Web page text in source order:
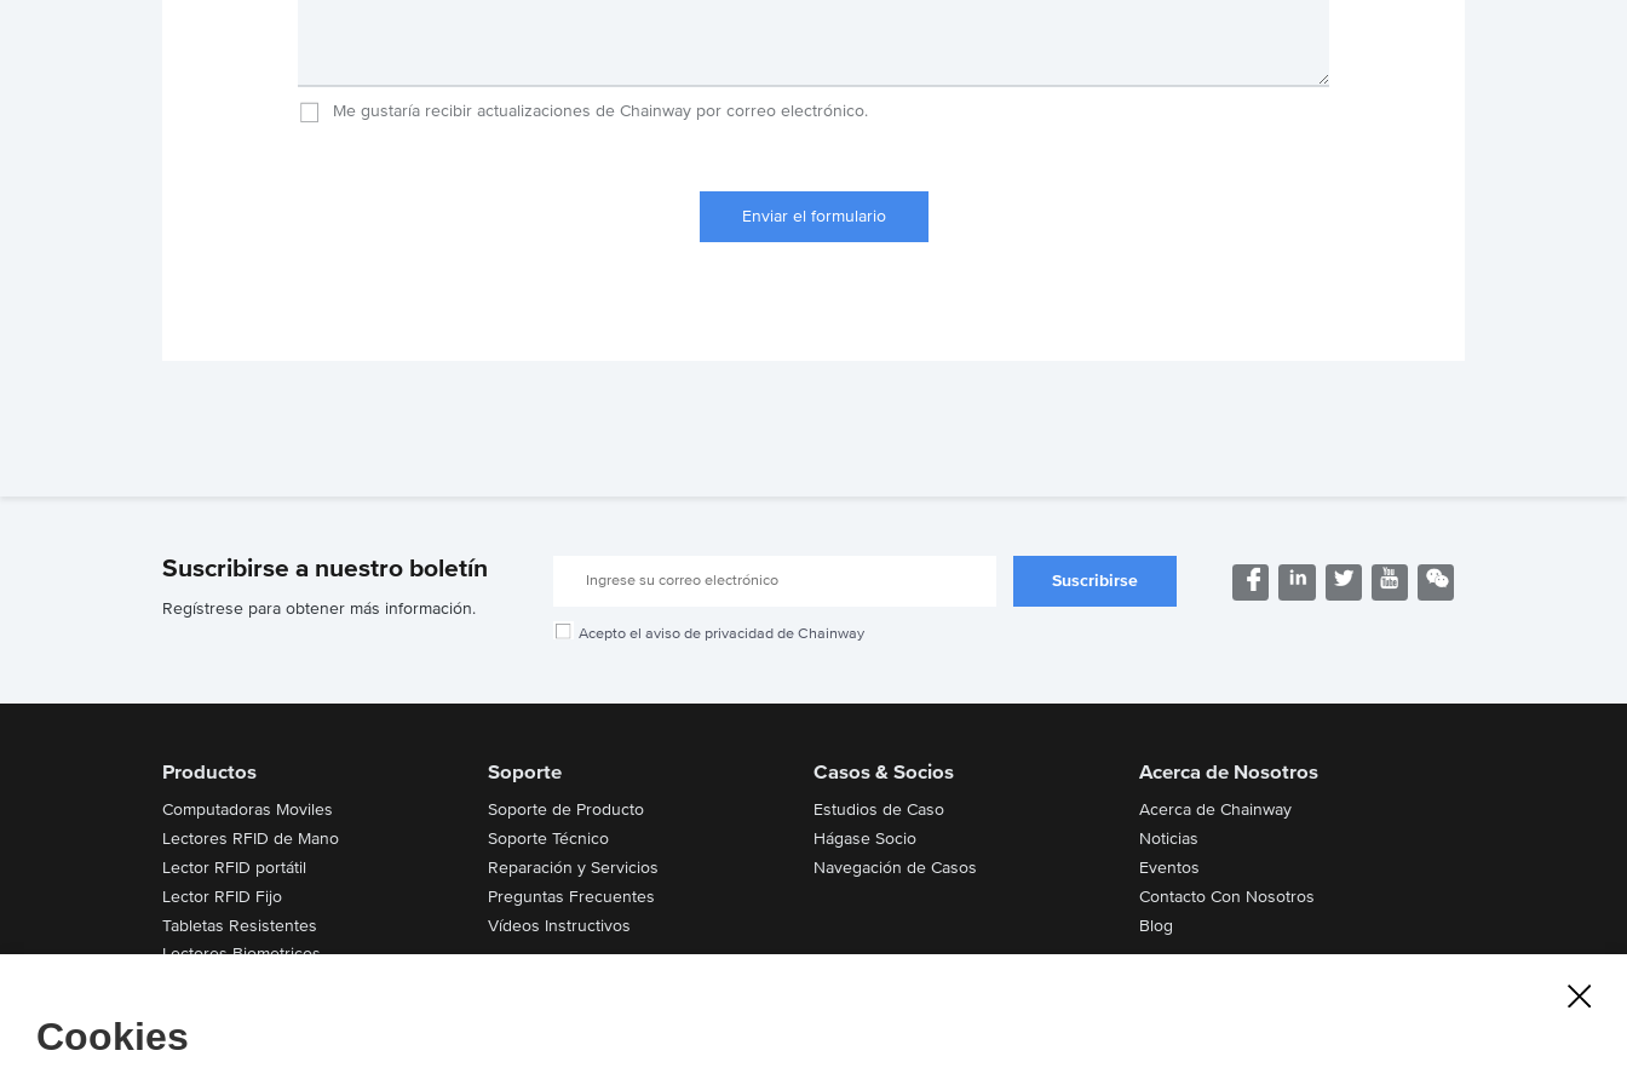
Me gustaría recibir actualizaciones de Chainway por correo electrónico.
Suscribirse a nuestro boletín
Regístrese para obtener más información.
Acepto el aviso de privacidad de Chainway
Productos
Computadoras Moviles
Lectores RFID de Mano
Lector RFID portátil
Lector RFID Fijo
Tabletas Resistentes
Lectores Biometricos
Computadoras Montadas en Vehículos
Soporte
Soporte de Producto
Soporte Técnico
Reparación y Servicios
Preguntas Frecuentes
Vídeos Instructivos
Casos & Socios
Estudios de Caso
Hágase Socio
Navegación de Casos
Acerca de Nosotros
Acerca de Chainway
Noticias
Eventos
Contacto Con Nosotros
Blog
Cookies